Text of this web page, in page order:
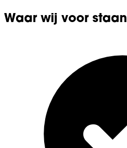
Waar wij voor staan